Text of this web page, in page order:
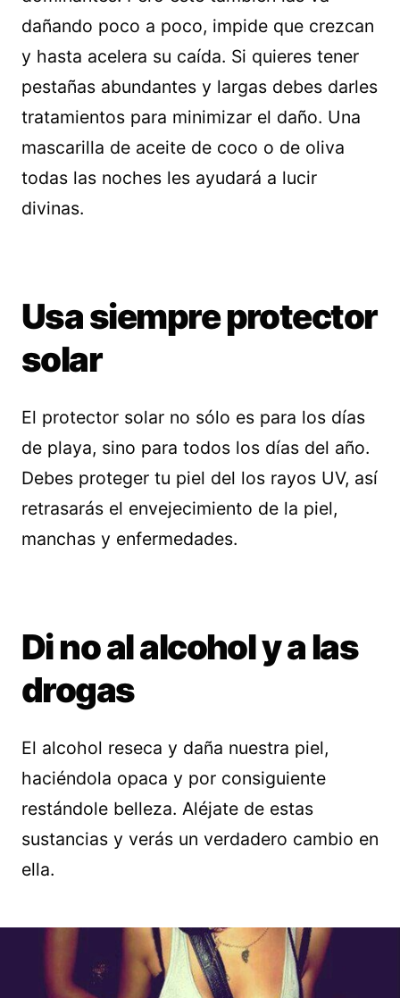
dañando poco a poco, impide que crezcan
y hasta acelera su caída. Si quieres tener
pestañas abundantes y largas debes darles
tratamientos para minimizar el daño. Una
mascarilla de aceite de coco o de oliva
todas las noches les ayudará a lucir
divinas.
Usa siempre protector
solar
El protector solar no sólo es para los días
de playa, sino para todos los días del año.
Debes proteger tu piel del los rayos UV, así
retrasarás el envejecimiento de la piel,
manchas y enfermedades.
Di no al alcohol y a las
drogas
El alcohol reseca y daña nuestra piel,
haciéndola opaca y por consiguiente
restándole belleza. Aléjate de estas
sustancias y verás un verdadero cambio en
ella.